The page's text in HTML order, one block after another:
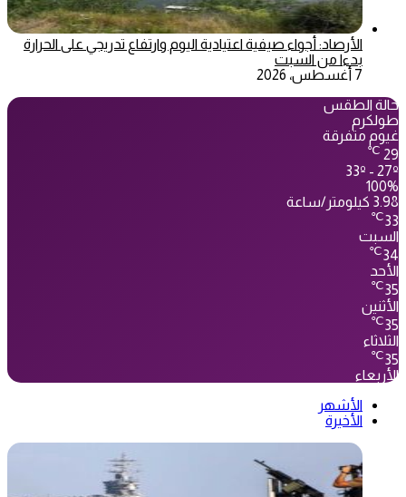
الأرصاد: أجواء صيفية اعتيادية اليوم وارتفاع تدريجي على الحرارة
بدءا من السبت
7 أغسطس، 2026
حالة الطقس
طولكرم
غيوم متفرقة
29
℃
33º - 27º
100%
3.98 كيلومتر/ساعة
33
℃
السبت
34
℃
الأحد
35
℃
الأثنين
35
℃
الثلاثاء
35
℃
الأربعاء
الأشهر
الأخيرة